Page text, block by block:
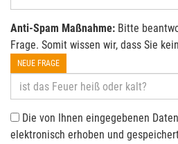
Anti-Spam Maßnahme: Bitte
Frage. Somit wissen wir, dass Sie
NEUE FRAGE
Die von Ihnen eingegebenen
elektronisch erhoben und